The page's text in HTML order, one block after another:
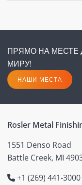
ПРЯМО НА МЕСТЕ
МИРУ!
НАШИ МЕСТА
Rosler Metal
1551 Denso Road
Battle Creek, MI
+1 (269) 441-3000